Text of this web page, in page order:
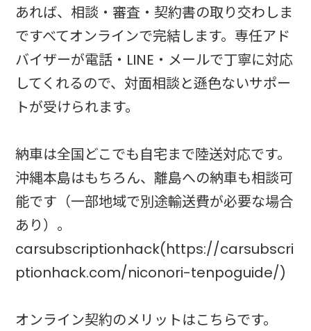
あれば、相談・審査・契約書の取り交わしま
ですべてオンラインで完結します。専任アド
バイザーが電話・LINE・メールで丁寧に対応
してくれるので、対面相談と遜色ないサポー
トが受けられます。
納車は全国どこでも自宅まで陸送対応です。
沖縄本島はもちろん、離島への納車も相談可
能です（一部地域で別途輸送費が必要な場合
あり）。
carsubscriptionhack(https://carsubscri
ptionhack.com/niconori-tenpoguide/)
オンライン契約のメリットはこちらです。